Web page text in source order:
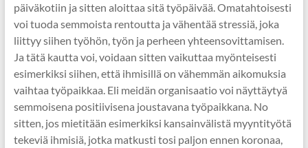
päiväkotiin ja sitten aloittaa sitä työpäivää. Omatahtoisesti
voi tuoda semmoista rentoutta ja vähentää stressiä, joka
liittyy siihen työhön, työn ja perheen yhteensovittamisen.
Ja tätä kautta voi, voidaan sitten vaikuttaa myönteisesti
esimerkiksi siihen, että ihmisillä on vähemmän aikomuksia
vaihtaa työpaikkaa. Eli meidän organisaatio voi näyttäytyä
semmoisena positiivisena joustavana työpaikkana. No
sitten, jos mietitään esimerkiksi kansainvälistä myyntityötä
tekeviä ihmisiä, jotka matkusti tosi paljon ennen koronaa,